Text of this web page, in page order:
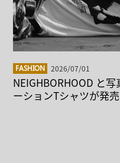
FASHION 2026/07/01
NEIGHBORHOOD と
ーションTシャツが発売